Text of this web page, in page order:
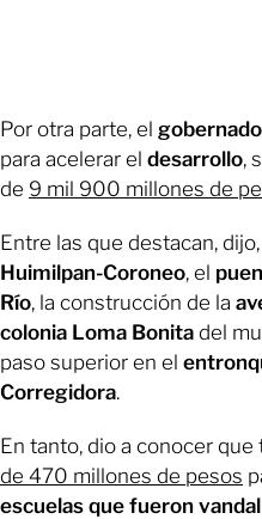
Por otra parte, el
para acelerar el desarrollo,
de 9 mil 900 millones de
Entre las que destacan,
Huimilpan-Coroneo, el
Río, la construcción de la
colonia Loma Bonita del
paso superior en el
Corregidora.
En tanto, dio a conocer que
de 470 millones de pesos
escuelas que fueron